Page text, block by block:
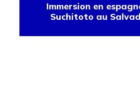
Immersion en
Suchitoto au